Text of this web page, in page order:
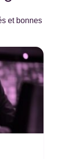
et bonnes